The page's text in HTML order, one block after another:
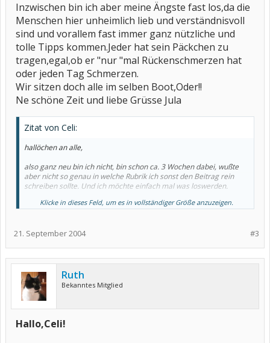
Inzwischen bin ich aber meine Ängste fast los,da die
Menschen hier unheimlich lieb und verständnisvoll
sind und vorallem fast immer ganz nützliche und
tolle Tipps kommen.Jeder hat sein Päckchen zu
tragen,egal,ob er "nur "mal Rückenschmerzen hat
oder jeden Tag Schmerzen.
Wir sitzen doch alle im selben Boot,Oder!!
Ne schöne Zeit und liebe Grüsse Jula
Zitat von Celi:
hallöchen an alle,
also ganz neu bin ich nicht, bin schon ca. 3 Wochen dabei, wußte
aber nicht so genau in welche Rubrik ich sonst den Beitrag rein
schreiben sollte. Und ich möchte einfach mal was loswerden.
Also je mehr ich hier lese um so dummer komme ich mir vor und
auch große Schwierigkeiten mir das alles merken zu können was
Was mich unheimlich schockiert, ist wenn ich lese wie schlecht es
doch sehr vielen von euch geht. Morphium, Arbeitsunfähig, Rente,
etc....
Dachte immer mir geht es so schlecht, warum ausgerechnet ich,
aber im Vergleich zu vielen von euch geht es mir ja super, also darf
ich mich nicht mehr beschweren und jammern.
Ich habe großen Respekt davor, wie Ihr mit eurer Krankheit umgeht
und wie fröhlich nett und aufgeschlossen ihr alle seid.
Klicke in dieses Feld, um es in vollständiger Größe anzuzeigen.
#3
21. September 2004
Ruth
Bekanntes Mitglied
Hallo,Celi!